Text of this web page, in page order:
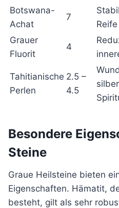
Botswana-
Achat
7
Reife
Grauer
Fluorit
4
Tahitianische
Perlen
2.5 –
4.5
Besondere
Steine
Graue Heilsteine bieten
Eigenschaften. Hämatit,
besteht, gilt als sehr